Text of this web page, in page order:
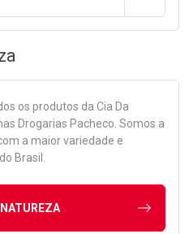
os produtos da Cia Da
Drogarias Pacheco. Somos a
a maior variedade e
Brasil.